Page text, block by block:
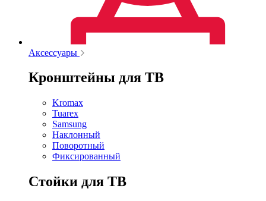
Аксессуары
Кронштейны для ТВ
Kromax
Tuarex
Samsung
Наклонный
Поворотный
Фиксированный
Стойки для ТВ